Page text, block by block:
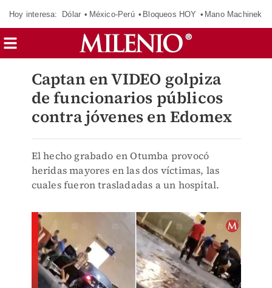
Hoy interesa: Dólar México-Perú Bloqueos HOY Mano Machinek
Captan en VIDEO golpiza
de funcionarios públicos
contra jóvenes en Edomex
El hecho grabado en Otumba provocó
heridas mayores en las dos víctimas, las
cuales fueron trasladadas a un hospital.